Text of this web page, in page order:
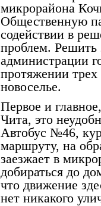
микрорайона
Общественную
содействии в
проблем.
администрации
протяжении трех
новоселье.
Первое и
Чита, это
Автобус №46,
маршруту, на
заезжает в
добираться до
что движение
нет никакого